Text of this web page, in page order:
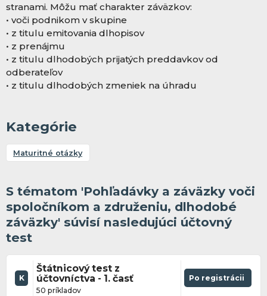
stranami. Môžu mať charakter záväzkov:
• voči podnikom v skupine
• z titulu emitovania dlhopisov
• z prenájmu
• z titulu dlhodobých prijatých preddavkov od
odberateľov
• z titulu dlhodobých zmeniek na úhradu
Kategórie
Maturitné otázky
S tématom 'Pohľadávky a záväzky voči
spoločníkom a združeniu, dlhodobé
záväzky' súvisí nasledujúci účtovný
test
K
Štátnicový test z
účtovníctva - 1. časť
50 príkladov
Po registrácii